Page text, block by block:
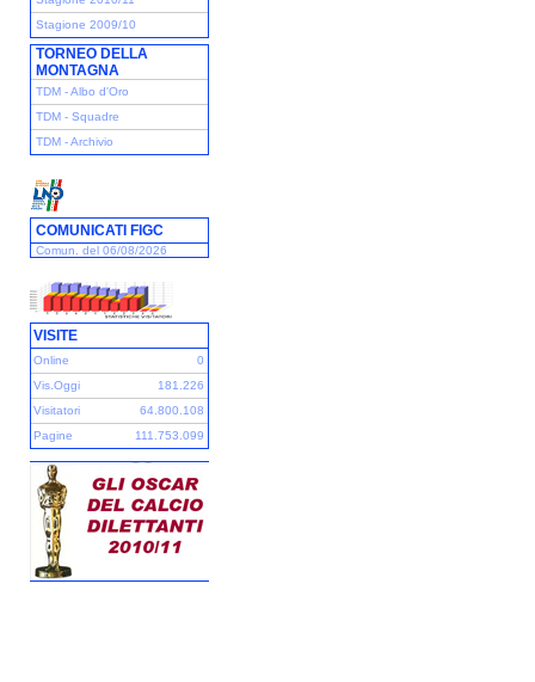
Stagione 2009/10
TORNEO DELLA
MONTAGNA
TDM - Albo d'Oro
TDM - Squadre
TDM - Archivio
COMUNICATI FIGC
Comun. del 06/08/2026
VISITE
Online
0
Vis.Oggi
181.226
Visitatori
64.800.108
Pagine
111.753.099